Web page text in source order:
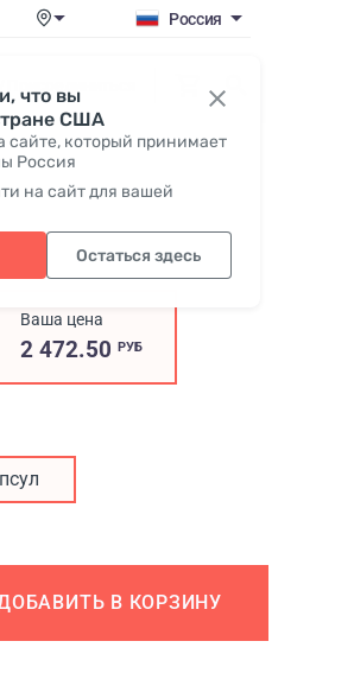
что вы
США
сайте, который принимает
Россия
на сайт для вашей
Остаться здесь
Россия
Ваша цена
2 472.50 РУБ
В КОРЗИНУ